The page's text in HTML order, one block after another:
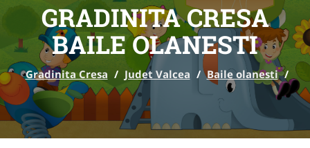
GRADINITA CRESA
BAILE OLANESTI
Gradinita Cresa / Judet Valcea / Baile olanesti /